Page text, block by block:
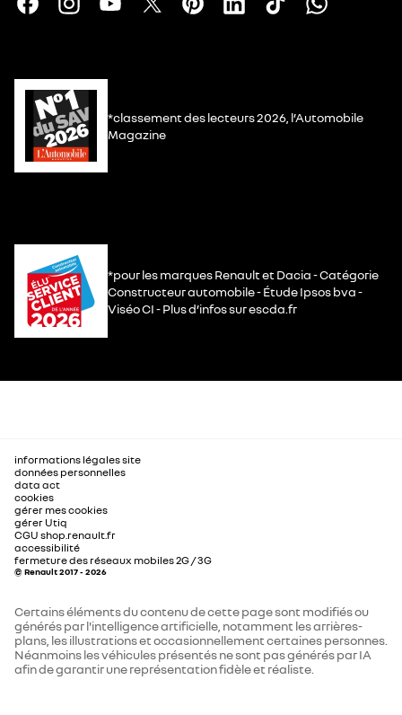
*classement des lecteurs 2026, l’Automobile
Magazine
*pour les marques Renault et Dacia - Catégorie
Constructeur automobile - Étude Ipsos bva -
Viséo CI - Plus d’infos sur escda.fr
informations légales site
données personnelles
data act
cookies
gérer mes cookies
gérer Utiq
CGU shop.renault.fr
accessibilité
fermeture des réseaux mobiles 2G / 3G
© Renault 2017 - 2026
Certains éléments du contenu de cette page sont modifiés ou
générés par l'intelligence artificielle, notamment les arrières-
plans, les illustrations et occasionnellement certaines personnes.
Néanmoins les véhicules présentés ne sont pas générés par IA
afin de garantir une représentation fidèle et réaliste.